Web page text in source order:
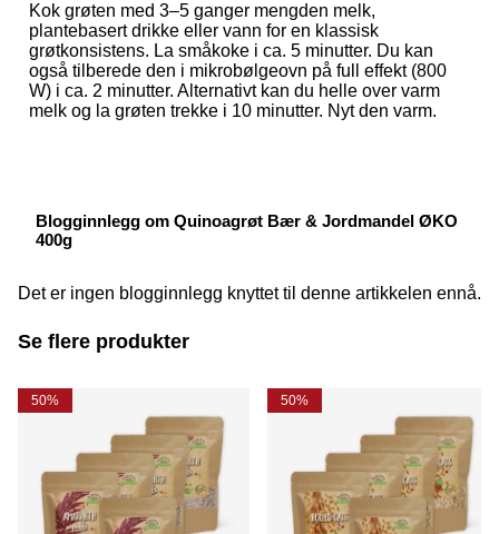
Kok grøten med 3–5 ganger mengden melk,
plantebasert drikke eller vann for en klassisk
grøtkonsistens. La småkoke i ca. 5 minutter. Du kan
også tilberede den i mikrobølgeovn på full effekt (800
W) i ca. 2 minutter. Alternativt kan du helle over varm
melk og la grøten trekke i 10 minutter. Nyt den varm.
Blogginnlegg om Quinoagrøt Bær & Jordmandel ØKO
400g
Det er ingen blogginnlegg knyttet til denne artikkelen ennå.
Se flere produkter
50% 50%